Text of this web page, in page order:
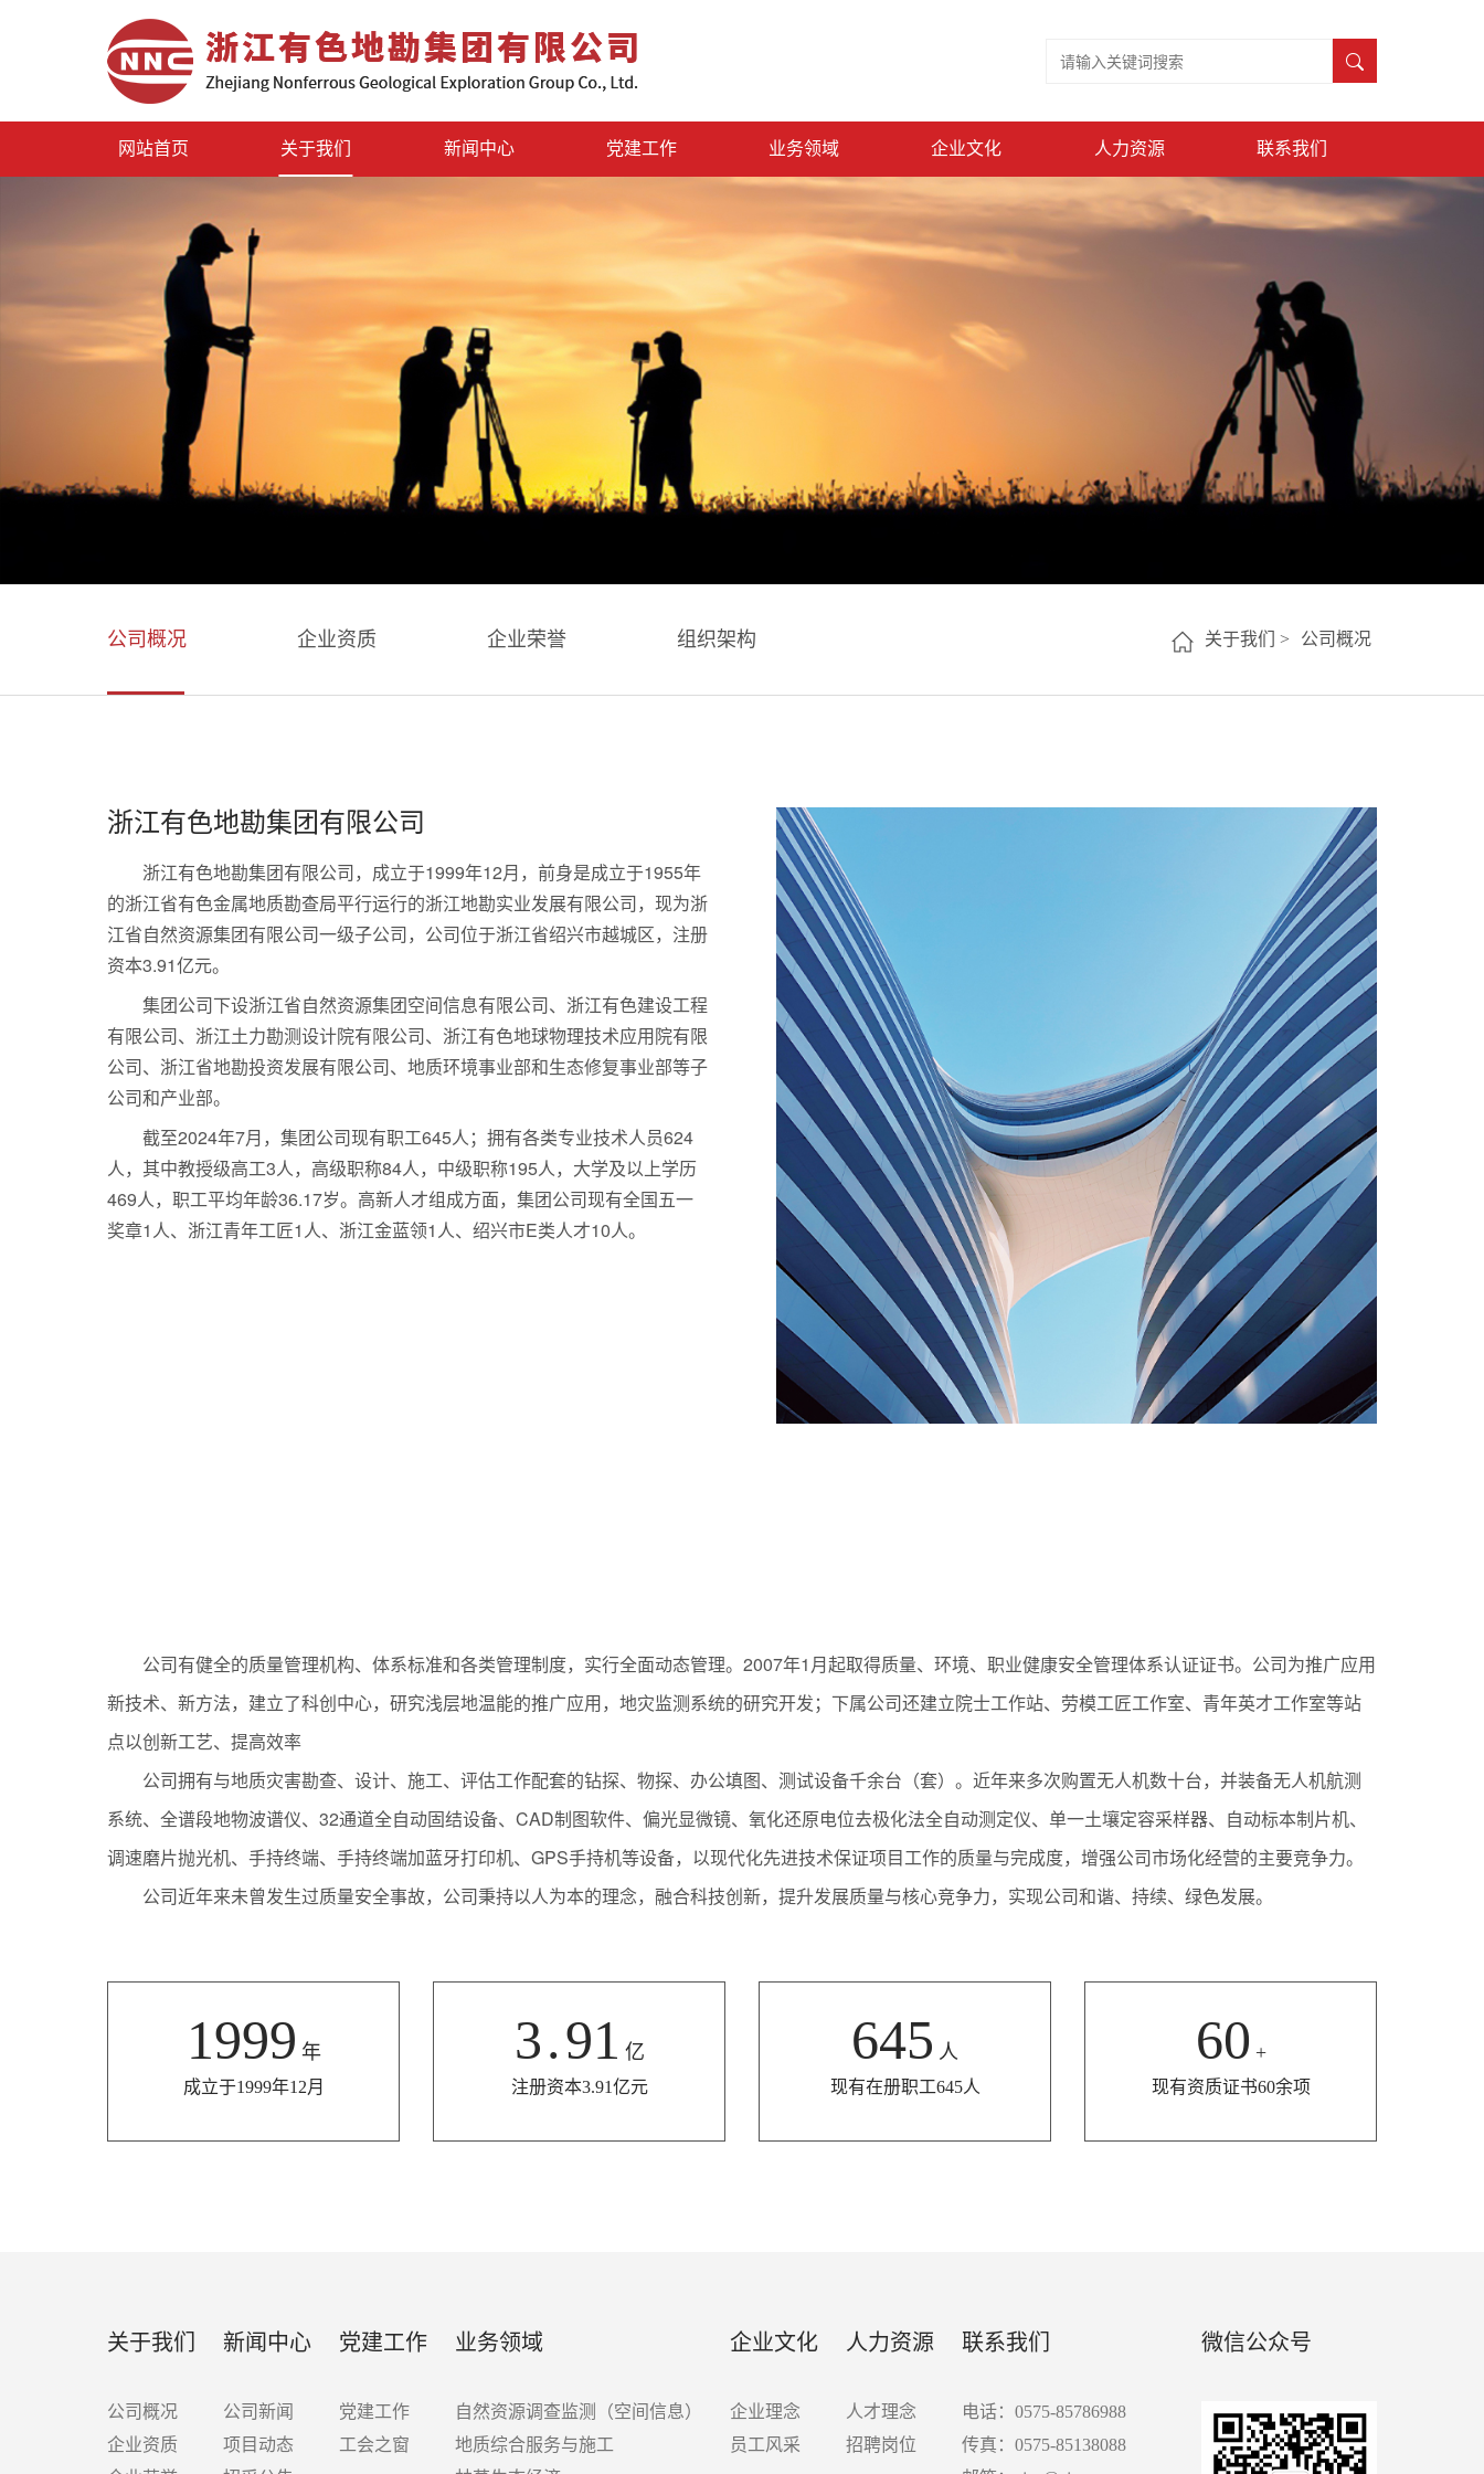
网站首页 关于我们 新闻中心 党建工作 业务领域 企业文化 人力资源 联系我们
公司概况 企业资质 企业荣誉 组织架构 关于我们 > 公司概况
浙江有色地勘集团有限公司
浙江有色地勘集团有限公司，成立于1999年12月，前身是成立于1955年
的浙江省有色金属地质勘查局平行运行的浙江地勘实业发展有限公司，现为浙
江省自然资源集团有限公司一级子公司，公司位于浙江省绍兴市越城区，注册
资本3.91亿元。
集团公司下设浙江省自然资源集团空间信息有限公司、浙江有色建设工程
有限公司、浙江土力勘测设计院有限公司、浙江有色地球物理技术应用院有限
公司、浙江省地勘投资发展有限公司、地质环境事业部和生态修复事业部等子
公司和产业部。
截至2024年7月，集团公司现有职工645人；拥有各类专业技术人员624
人，其中教授级高工3人，高级职称84人，中级职称195人，大学及以上学历
469人，职工平均年龄36.17岁。高新人才组成方面，集团公司现有全国五一
奖章1人、浙江青年工匠1人、浙江金蓝领1人、绍兴市E类人才10人。
公司有健全的质量管理机构、体系标准和各类管理制度，实行全面动态管理。2007年1月起取得质量、环境、职业健康安全管理体系认证证书。公司为推广应用
新技术、新方法，建立了科创中心，研究浅层地温能的推广应用，地灾监测系统的研究开发；下属公司还建立院士工作站、劳模工匠工作室、青年英才工作室等站
点以创新工艺、提高效率
公司拥有与地质灾害勘查、设计、施工、评估工作配套的钻探、物探、办公填图、测试设备千余台（套）。近年来多次购置无人机数十台，并装备无人机航测
系统、全谱段地物波谱仪、32通道全自动固结设备、CAD制图软件、偏光显微镜、氧化还原电位去极化法全自动测定仪、单一土壤定容采样器、自动标本制片机、
调速磨片抛光机、手持终端、手持终端加蓝牙打印机、GPS手持机等设备，以现代化先进技术保证项目工作的质量与完成度，增强公司市场化经营的主要竞争力。
公司近年来未曾发生过质量安全事故，公司秉持以人为本的理念，融合科技创新，提升发展质量与核心竞争力，实现公司和谐、持续、绿色发展。
1999 年
成立于1999年12月
3.91 亿
注册资本3.91亿元
645 人
现有在册职工645人
60 +
现有资质证书60余项
关于我们
公司概况
企业资质
新闻中心
公司新闻
项目动态
党建工作
党建工作
工会之窗
业务领域
自然资源调查监测（空间信息）
地质综合服务与施工
企业文化
企业理念
员工风采
人力资源
人才理念
招聘岗位
联系我们
电话：0575-85786988
传真：0575-85138088
微信公众号